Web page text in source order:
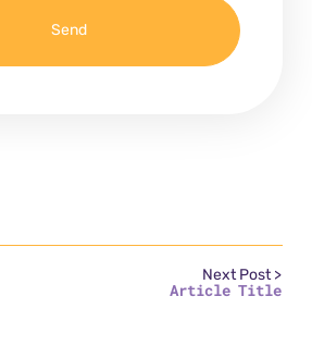
Send
Next Post >
Article Title